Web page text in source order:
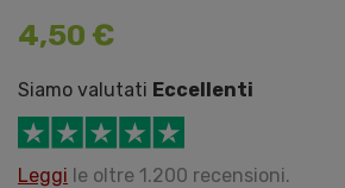
4,50 €
Siamo valutati Eccellenti
Leggi le oltre 1.200 recensioni.